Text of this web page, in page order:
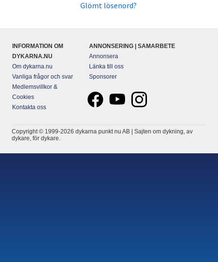
Glömt lösenord?
INFORMATION OM
DYKARNA.NU
Om dykarna.nu
Vanliga frågor och svar
Medlemsvillkor &
Cookies
Kontakta oss
ANNONSERING | SAMARBETE
Annonsera
Länka till oss
Sponsorer
Copyright © 1999-2026 dykarna punkt nu AB | Sajten om dykning, av
dykare, för dykare.